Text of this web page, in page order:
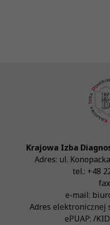
Krajowa Izba
Adres: ul.
tel.: +48
e-mail:
Adres elektronicznej
ePUAP: /